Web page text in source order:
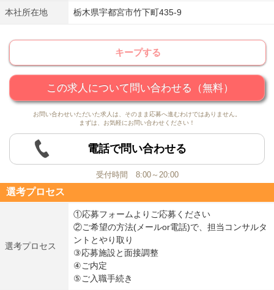
本社所在地 栃木県宇都宮市竹下町435-9
キープする
この求人について問い合わせる（無料）
お問い合わせいただいた求人は、そのまま応募へ進むわけではありません。
まずは、お気軽にお問い合わせください！
電話で問い合わせる
受付時間 8:00～20:00
選考プロセス
選考プロセス
①応募フォームよりご応募ください
②ご希望の方法(メールor電話)で、担当コンサルタ
ントとやり取り
③応募施設と面接調整
④ご内定
⑤ご入職手続き